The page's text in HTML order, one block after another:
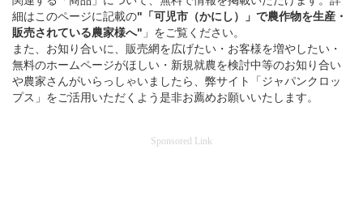
細はこのページに記載の"「可児市（かにし）」 で農作物を生産・
販売されている農家様へ" 」をご覧ください。
また、お知り合いに、販売網を広げたい・お客様を増やしたい・
無料のホームページがほしい・新規就農を検討中等のお知り合い
や農家さんがいらっしゃいましたら、弊サイト「ジャパンクロッ
プス」をご活用いただくよう是非お薦めお願いいたします。
Sponsored Link